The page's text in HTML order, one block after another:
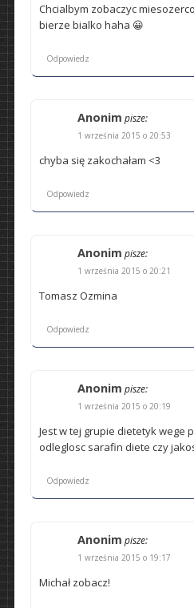
Chcialbym zobaczyc
bierze bialko haha 😀
Odpowiedz
Anonim pisze:
1 września 2015 o 20:53
chyba się zakochałam <3
Odpowiedz
Anonim pisze:
1 września 2015 o 20:21
Tomasz Ozmina
Odpowiedz
Anonim pisze:
1 września 2015 o 20:19
Jest w tej grupie dietetyk wege
odleglosc sarafin diete czy
Odpowiedz
Anonim pisze:
1 września 2015 o 19:17
Michał zobacz!